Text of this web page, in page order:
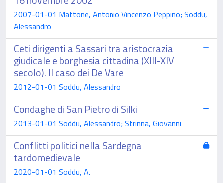
2007-01-01 Mattone, Antonio Vincenzo Peppino; Soddu,
Alessandro
Ceti dirigenti a Sassari tra aristocrazia
giudicale e borghesia cittadina (XIII-XIV
secolo). Il caso dei De Vare
2012-01-01 Soddu, Alessandro
Condaghe di San Pietro di Silki
2013-01-01 Soddu, Alessandro; Strinna, Giovanni
Conflitti politici nella Sardegna
tardomedievale
2020-01-01 Soddu, A.